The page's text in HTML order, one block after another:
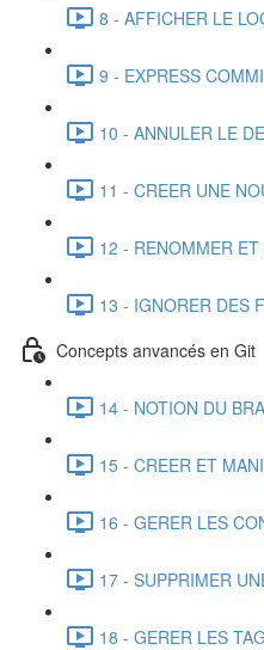
8 - AFFICHER LE
9 - EXPRESS
10 - ANNULER LE
11 - CREER UNE
12 - RENOMMER
13 - IGNORER DES
Concepts anvancés en Git
14 - NOTION DU
15 - CREER ET
16 - GERER LES
17 - SUPPRIMER
18 - GERER LES